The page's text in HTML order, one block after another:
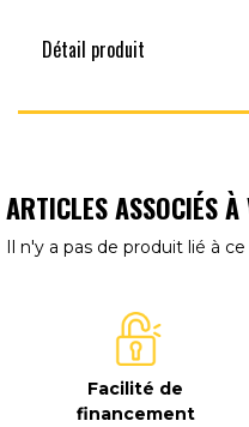
Détail produit
ARTICLES ASSOCIÉS
Il n'y a pas de produit lié à
Facilité de
financement